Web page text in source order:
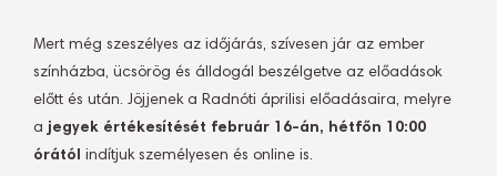
Mert még szeszélyes az időjárás, szívesen jár az ember
színházba, ücsörög és álldogál beszélgetve az előadások
előtt és után. Jöjjenek a Radnóti áprilisi előadásaira, melyre
a jegyek értékesítését február 16-án, hétfőn 10:00
órától indítjuk személyesen és online is.